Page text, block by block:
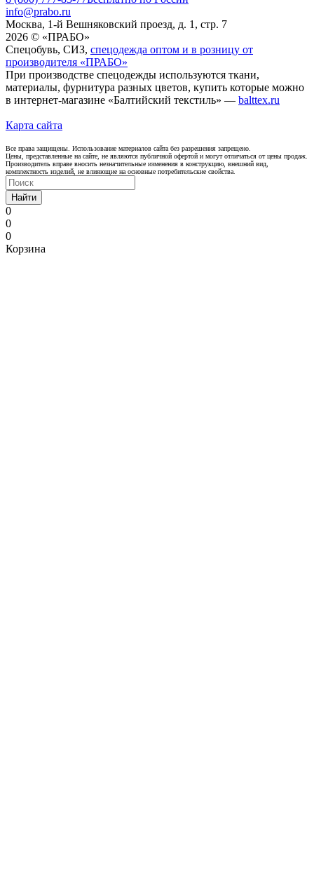
info@prabo.ru
Москва, 1-й Вешняковский проезд, д. 1, стр. 7
2026 © «ПРАБО»
Спецобувь, СИЗ, спецодежда оптом и в розницу от
производителя «ПРАБО»
При производстве спецодежды используются ткани,
материалы, фурнитура разных цветов, купить которые можно
в интернет-магазине «Балтийский текстиль» — balttex.ru
Карта сайта
Все права защищены. Использование материалов сайта без разрешения запрещено.
Цены, представленные на сайте, не являются публичной офертой и могут отличаться от цены продаж.
Производитель вправе вносить незначительные изменения в конструкцию, внешний вид,
комплектность изделий, не влияющие на основные потребительские свойства.
Найти
0
0
0
Корзина